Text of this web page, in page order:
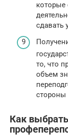
сдавать
то, что
объем
стороны
Как